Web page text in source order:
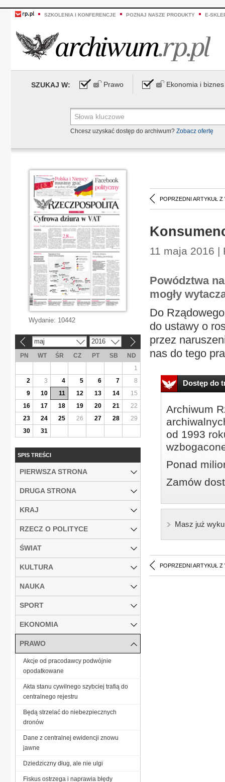
SZKOLENIA I KONFERENCJE POZNAJ NASZE PRODUKTY E-
SZUKAJ W: Prawo Ekonomia i biznes
Chcesz uzyskać dostęp do archiwum? Zobacz ofertę
POPRZEDNI ARTYKUŁ Z
11 maja 2016 |
Powództwa
mogły
Do
do ustawy o
przez
nas do tego
Dostęp do
Archiwum
od 1993
Ponad
Zamów
Masz już
POPRZEDNI ARTYKUŁ Z
Wydanie: 10442
maj 2016
PN WT ŚR CZ PT SB
ND
1
2
3 4 5 6 7
8
9
10 11 12 13 14
15
16
17 18 19 20 21
22
23
24 25 26 27 28
29
30
31
SPIS TREŚCI
PIERWSZA STRONA
DRUGA STRONA
KRAJ
RZECZ O POLITYCE
ŚWIAT
KULTURA
NAUKA
SPORT
EKONOMIA
PRAWO
Akcje od pracodawcy podwójnie
opodatkowane
Akta stanu cywilnego szybciej trafią do
centralnego rejestru
Będą strzelać do niebezpiecznych
dronów
Dane z centralnej ewidencji znowu
jawne
Dziedziczny dług, ale nie ulgi
Fiskus ostrzega i naprawia błędy